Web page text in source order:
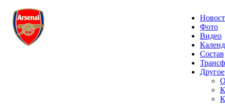
Фото
Видео
Состав
Другое